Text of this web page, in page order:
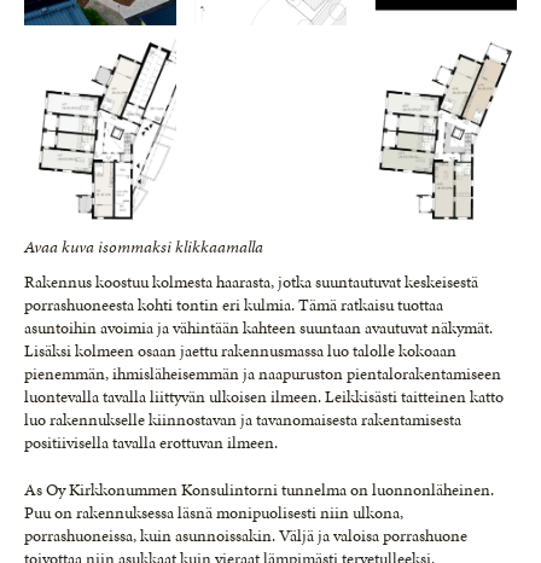
Avaa kuva isommaksi klikkaamalla
Rakennus koostuu kolmesta haarasta, jotka suuntautuvat keskeisestä
porrashuoneesta kohti tontin eri kulmia. Tämä ratkaisu tuottaa
asuntoihin avoimia ja vähintään kahteen suuntaan avautuvat näkymät.
Lisäksi kolmeen osaan jaettu rakennusmassa luo talolle kokoaan
pienemmän, ihmisläheisemmän ja naapuruston pientalorakentamiseen
luontevalla tavalla liittyvän ulkoisen ilmeen. Leikkisästi taitteinen katto
luo rakennukselle kiinnostavan ja tavanomaisesta rakentamisesta
positiivisella tavalla erottuvan ilmeen.
As Oy Kirkkonummen Konsulintorni tunnelma on luonnonläheinen.
Puu on rakennuksessa läsnä monipuolisesti niin ulkona,
porrashuoneissa, kuin asunnoissakin. Väljä ja valoisa porrashuone